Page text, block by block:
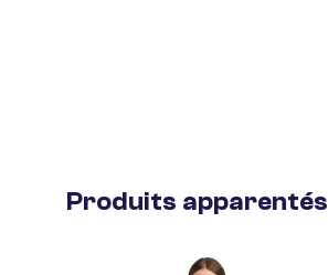
Produits apparentés